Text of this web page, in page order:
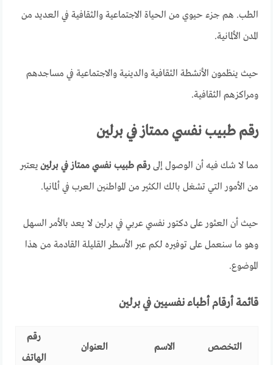
الطب. هم جزء حيوي من الحياة الاجتماعية والثقافية في العديد من
المدن الألمانية.
حيث ينظمون الأنشطة الثقافية والدينية والاجتماعية في مساجدهم
ومراكزهم الثقافية.
رقم طبيب نفسي ممتاز في برلين
مما لا شك فيه أن الوصول إلىرقم طبيب نفسي ممتاز في برلين يعتبر
من الأمور التي تشغل بالك الكثير من المواطنين العرب في ألمانيا.
حيث أن العثور على دكتور نفسي عربي في برلين لا يعد بالأمر السهل
وهو ما سنعمل على توفيره لكم عبر الأسطر القليلة القادمة من هذا
الموضوع.
قائمة أرقام أطباء نفسيين في برلين
التخصص الاسم العنوان
رقم
الهاتف